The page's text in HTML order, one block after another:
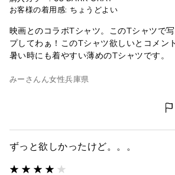
お客様の着用感: ちょうどよい
映画とのコラボTシャツ。このTシャツで
プしてわぁ！このTシャツ欲しいとコメン
暑い時にも着やすい薄めのTシャツです。
みーさんん女性兵庫県
ずっと欲しかったけど。。。